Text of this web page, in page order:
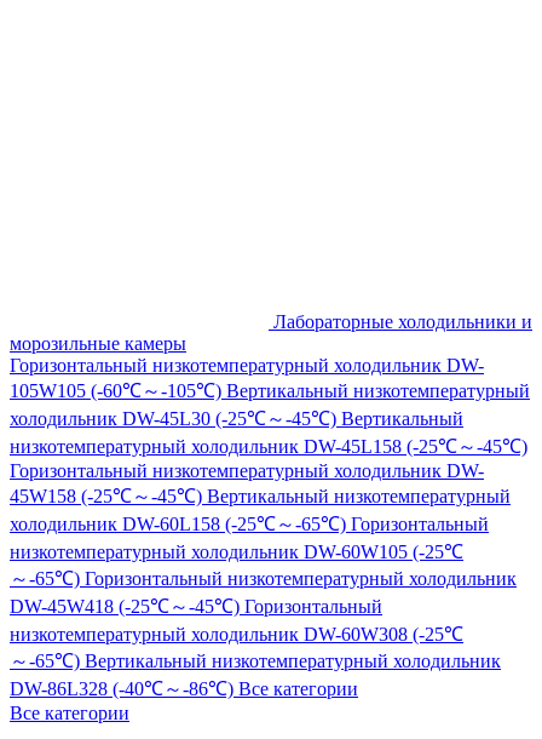
Лабораторные холодильники и
морозильные камеры
Горизонтальный низкотемпературный холодильник DW-
105W105 (-60℃～-105℃) Вертикальный низкотемпературный
холодильник DW-45L30 (-25℃～-45℃) Вертикальный
низкотемпературный холодильник DW-45L158 (-25℃～-45℃)
Горизонтальный низкотемпературный холодильник DW-
45W158 (-25℃～-45℃) Вертикальный низкотемпературный
холодильник DW-60L158 (-25℃～-65℃) Горизонтальный
низкотемпературный холодильник DW-60W105 (-25℃
～-65℃) Горизонтальный низкотемпературный холодильник
DW-45W418 (-25℃～-45℃) Горизонтальный
низкотемпературный холодильник DW-60W308 (-25℃
～-65℃) Вертикальный низкотемпературный холодильник
DW-86L328 (-40℃～-86℃) Все категории
Все категории